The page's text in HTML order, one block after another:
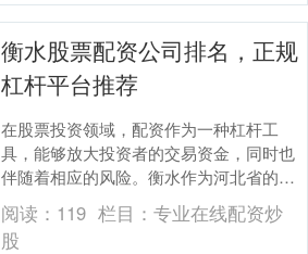
衡水股票配资公司排名，正规
杠杆平台推荐
在股票投资领域，配资作为一种杠杆工
具，能够放大投资者的交易资金，同时也
伴随着相应的风险。衡水作为河北省的重
要城市，其金融市场也在不断发展，各类
股票配资公司应运而....
阅读： 119 栏目： 专业在线配资炒
股